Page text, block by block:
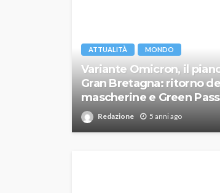
ATTUALITÀ MONDO
Variante Omicron, il
Gran Bretagna: ritorno
mascherine e Green Pass
Redazione 5 anni ago